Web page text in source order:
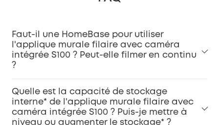
Faut-il une HomeBase pour utiliser
l'applique murale filaire avec caméra
intégrée S100 ? Peut-elle filmer en continu
?
Quelle est la capacité de stockage
interne* de l'applique murale filaire avec
caméra intégrée S100 ? Puis-je mettre à
niveau ou augmenter le stockage* ?